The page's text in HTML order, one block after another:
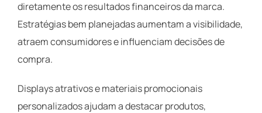
diretamente os resultados financeiros da marca.
Estratégias bem planejadas aumentam a visibilidade,
atraem consumidores e influenciam decisões de
compra.
Displays atrativos e materiais promocionais
personalizados ajudam a destacar produtos,